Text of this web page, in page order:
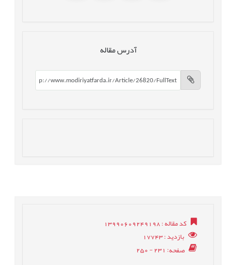
آدرس مقاله
کد مقاله: 13990609249198
بازدید: 17743
صفحه: 231 - 250